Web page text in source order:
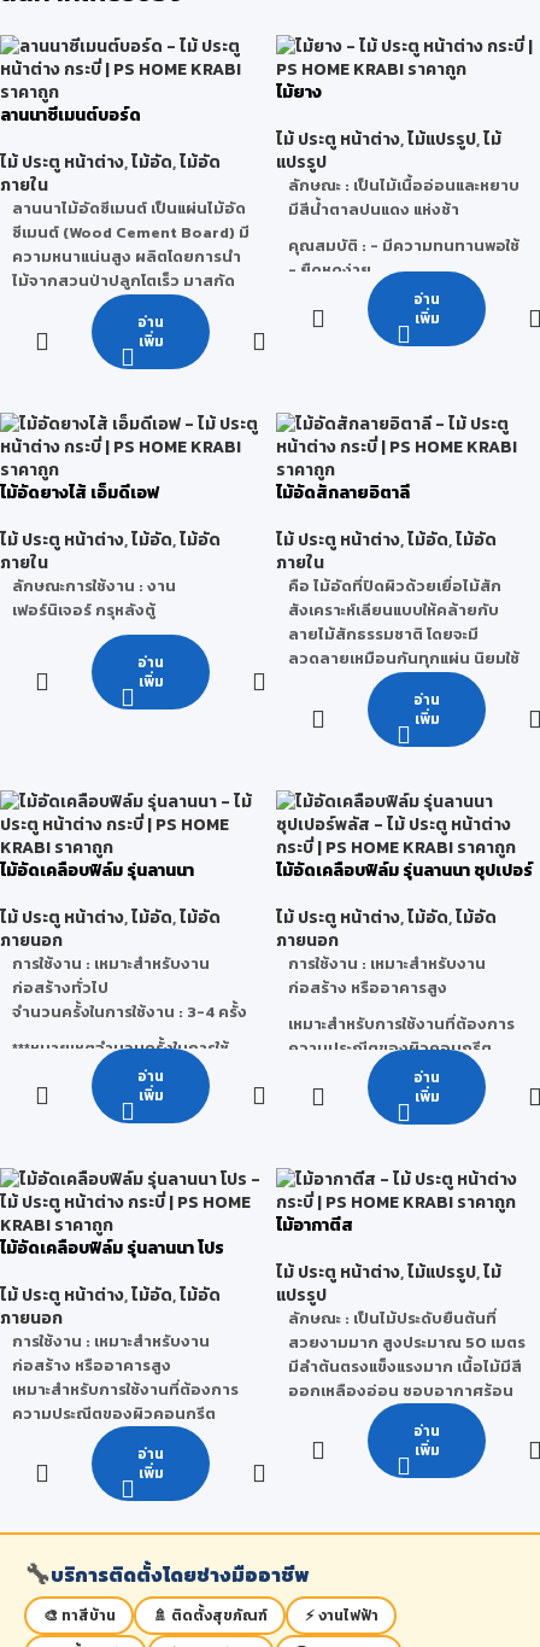
ลานนาซีเมนต์บอร์ด
ไม้ ประตู หน้าต่าง,ไม้อัด,ไม้อัด
ภายใน
ลานนาไม้อัดซีเมนต์ เป็นแผ่นไม้อัด
ซีเมนต์ (Wood Cement Board) มี
ความหนาแน่นสูง ผลิตโดยการนำ
ไม้จากสวนป่าปลูกโตเร็ว มาสกัด
เป็นชิ้นขนาดเล็กผสมกับปูนซีเมนต์
ปอร์ตแลนด์คุณภาพสูง จากนั้นทำ
มาขึ้นรูปและอัดด้วยแรงดันสูง จน
ลานนาซีเมนต์บอร์ดผ่านการ
รับรองมาตรฐานคุณภาพ
ISO9001:2008 และผ่านการ
รับรองมาตรฐานอุตสาหกรรมไทย
ISO14001:2004 จึงสามารถมั่นใจ
ในการนำลานนาซีเมนต์บอร์ดไปใช้
ในงานก่อสร้างและงานตกแต่งได้
หลากหลาย
คุณสมบัติของลานนาซีเมนต์
ป้องกันเสียงรบกวนได้อย่างดี
อาคาร ซึ่งช่วยให้บ้าน และอาคาร
เย็นสบาย
สไมล์บอร์ด ผ่านการรับรอง
มาตรฐานการทนไฟ จากประเทศ
ทนทานต่อทุกสภาวะอากาศ
ป้องกันปลวก และแมลงกินไม้ทุก
ชนิด
ไม่มีส่วนผสมของแร่ใยหิน
ทำงานง่าย โดยสามารถใช้เครื่อง
มือไม้ทั่วไปในการทำงาน เช่น ตัด
เจาะ ขัดผิว ปาดมุม ฯลฯ
ประหยัดเวลา และค่าแรงก่อสร้าง
เป็นมิตรต่อสิ่งแวดล้อม เนื่องจาก
น้ำหนัก (กก./แผ่น) : 32 กก., 40
กก., 48 กก., 65 กก., 81 กก., 97
กก.
น้ำหนัก (กก./ตร.ม.) : 11.1 กก.,
13.9 กก., 16.7 กก., 22.6 กก.,
28.1 กก., 33.7 กก.
ขนาดพิเศษ : 122 x 244 cm. / 120
x 300 cm. หรือ ตามตกลงกับทาง
ขนาดพิเศษ (ความหนา) : 14
mm./15 mm./18 mm.
อ่าน
เพิ่ม
ไม้ยาง
ไม้ ประตู หน้าต่าง,ไม้แปรรูป,ไม้
แปรรูป
ลักษณะ : เป็นไม้เนื้ออ่อนและหยาบ
มีสีน้ำตาลปนแดง แห่งช้า
คุณสมบัติ : - มีความทนทานพอใช้
- ยืดหดง่าย
- เลื่อย ไส ผ่าง่าย
- ไม้บิดงอตามสภาพภูมิอากาศ
ไม่เรียบดีนัก หากใช้ในการก่อสร้าง
จะรับน้ำหนักมากๆไม่ได้ ใช้ในที่ต้อง
ตากแดตากฝนไม่ได้แต่ถ้าทาสี
น้ำมันป้องกันไว้ น้ำหนักต่อ 1
ปอนด์ ก็จะสามารถอยู่ได้
ประโยชน์: ใช้ทำบ้านเรือน,เครื่อง
เรือนเฉพาะที่มีราคาถูก ๆ สร้าง
บ้านใช้ทำฝา ทำฝ้าหรือส่วนที่ไม่
ต้องรับน้ำหนัก นิยมใช้กันเพราะ
ราคาถูกและหาง่าย
อ่าน
เพิ่ม
ไม้อัดยางไส้ เอ็มดีเอฟ
ไม้ ประตู หน้าต่าง,ไม้อัด,ไม้อัด
ภายใน
ลักษณะการใช้งาน : งาน
เฟอร์นิเจอร์ กรุหลังตู้
อ่าน
เพิ่ม
ไม้อัดสักลายอิตาลี
ไม้ ประตู หน้าต่าง,ไม้อัด,ไม้อัด
ภายใน
คือ ไม้อัดที่ปิดผิวด้วยเยื่อไม้สัก
สังเคราะห์เลียนแบบให้คล้ายกับ
ลายไม้สักธรรมชาติ โดยจะมี
ลวดลายเหมือนกันทุกแผ่น นิยมใช้
ในงานเฟอร์นิเจอร์ ตกแต่งภายใน
ลักษณะการใช้งาน : เหมาะสำหรับ
งานเฟอร์นิเจอร์ งานตกแต่งภายใน
อ่าน
เพิ่ม
ไม้อัดเคลือบฟิล์ม รุ่นลานนา
ไม้ ประตู หน้าต่าง,ไม้อัด,ไม้อัด
ภายนอก
การใช้งาน : เหมาะสำหรับงาน
ก่อสร้างทั่วไป
จำนวนครั้งในการใช้งาน : 3-4 ครั้ง
***หมายเหตุจำนวนครั้งในการใช้
งานจริงนั้นสามารถเปลี่ยนแปลง
ได้ โดยขึ้นอยู่กับ สภาพแวดล้อม วิธี
ใช้งานของผู้ใช้ การเก็บรักษา และ
อ่าน
เพิ่ม
ไม้อัดเคลือบฟิล์ม รุ่นลานนา ซุปเปอร์
ไม้ ประตู หน้าต่าง,ไม้อัด,ไม้อัด
ภายนอก
การใช้งาน : เหมาะสำหรับงาน
ก่อสร้าง หรืออาคารสูง
เหมาะสำหรับการใช้งานที่ต้องการ
ความประณีตของผิวคอนกรีต
เรียบสวยพิเศษ
จำนวนครั้งในการใช้งาน : 15-25
งานจริงนั้นสามารถเปลี่ยนแปลง
ได้ โดยขึ้นอยู่กับ สภาพแวดล้อม วิธี
ใช้งานของผู้ใช้ การเก็บรักษา และ
อ่าน
เพิ่ม
ไม้อัดเคลือบฟิล์ม รุ่นลานนา โปร
ไม้ ประตู หน้าต่าง,ไม้อัด,ไม้อัด
ภายนอก
การใช้งาน : เหมาะสำหรับงาน
ก่อสร้าง หรืออาคารสูง
เหมาะสำหรับการใช้งานที่ต้องการ
ความประณีตของผิวคอนกรีต
เรียบสวยพิเศษ
จำนวนครั้งในการใช้งาน : 5-7 ครั้ง
***หมายเหตุ จำนวนครั้งในการใช้
ใช้งานของผู้ใช้ การเก็บรักษา และ
สภาวะอากาศ
อ่าน
เพิ่ม
ไม้อากาตีส
ไม้ ประตู หน้าต่าง,ไม้แปรรูป,ไม้
แปรรูป
ลักษณะ : เป็นไม้ประดับยืนต้นที่
สวยงามมาก สูงประมาณ 50 เมตร
มีลำต้นตรงแข็งแรงมาก เนื้อไม้มีสี
ออกเหลืองอ่อน ชอบอากาศร้อน
และชื้น มีถิ่นกำเนิด สันนิษฐานว่ามี
ถิ่นกำเนิดจากประเทศอินโดนีเซีย
: ไม้อกาตีสเป็นไม้เนื้อ
ประโยชน์: นิยมนำไม้อกาตีสมาทำ
กระทั่งเครื่องดนตรี เพราะเป็นไม้
ละเอียด ไม่เปลี่ยนรูปทรง ทนทาน
เป็นไม้ประดับภายในบ้าน
อ่าน
เพิ่ม
🔧บริการติดตั้งโดยช่างมืออาชีพ
🎨 ทาสีบ้าน 🚿 ติดตั้งสุขภัณฑ์
⚡ งานไฟฟ้า